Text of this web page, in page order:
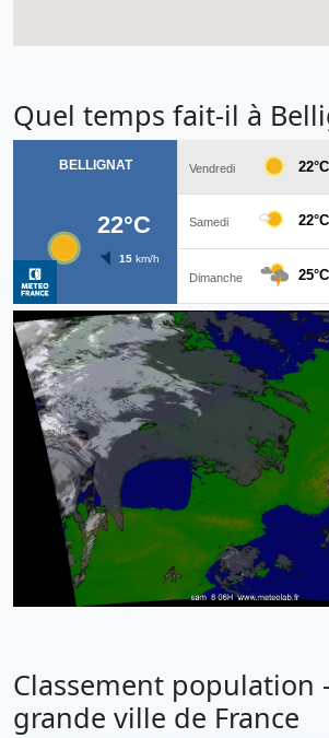
Quel temps fait-il à
Classement population
grande ville de France